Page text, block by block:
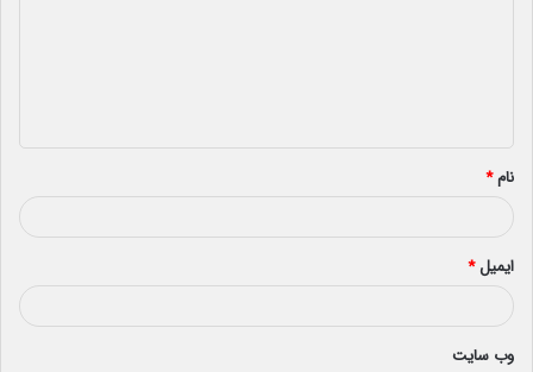
*
نام*
ایمیل*
وب‌ سایت